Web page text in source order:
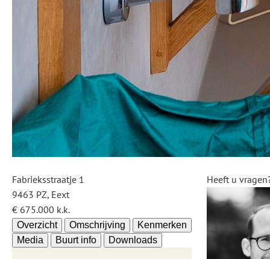
Fabrieksstraatje 1
9463 PZ, Eext
€ 675.000 k.k.
Overzicht Omschrijving
Kenmerken
Media
Buurt info Downloads
Heeft u